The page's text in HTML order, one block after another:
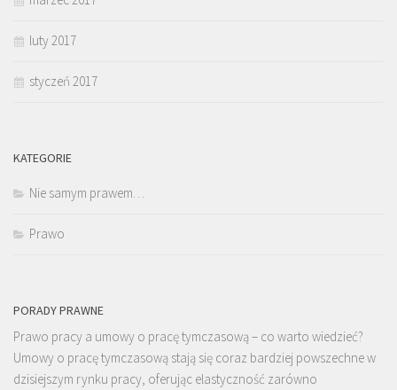
luty 2017
styczeń 2017
KATEGORIE
Nie samym prawem…
Prawo
PORADY PRAWNE
Prawo pracy a umowy o pracę tymczasową – co warto wiedzieć?
Umowy o pracę tymczasową stają się coraz bardziej powszechne w
dzisiejszym rynku pracy, oferując elastyczność zarówno